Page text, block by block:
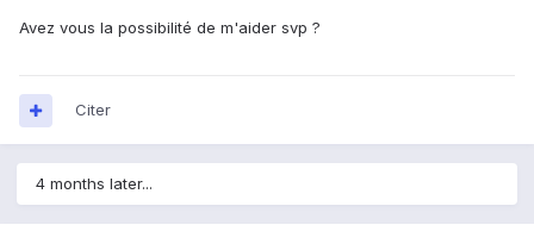
Avez vous la possibilité de m'aider svp ?
Citer
4 months later...